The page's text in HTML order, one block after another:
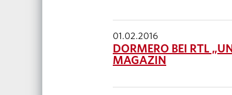
01.02.2016
DORMERO BEI RTL
MAGAZIN